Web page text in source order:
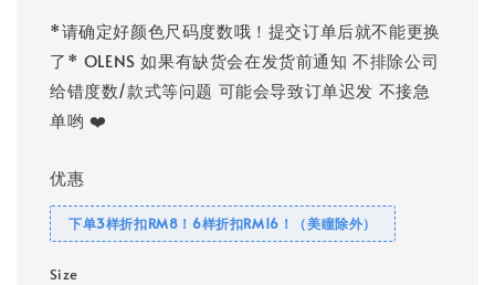
*请确定好颜色尺码度数哦！提交订单后就不能更换
了* OLENS 如果有缺货会在发货前通知 不排除公司
给错度数/款式等问题 可能会导致订单迟发 不接急
单哟 ❤️
优惠
下单3样折扣RM8！6样折扣RM16！（美瞳除外）
Size